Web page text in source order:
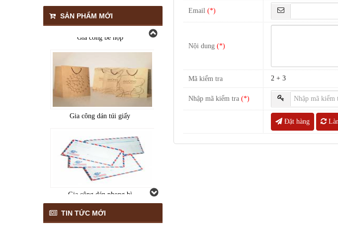
SẢN PHẨM MỚI
Gia công bế hộp
Gia công dán túi giấy
Gia công dán phong bì
TIN TỨC MỚI
Email(*)
Nội dung(*)
Mã kiểm tra 2 + 3
Nhập mã kiểm tra(*)
Đặt hàng